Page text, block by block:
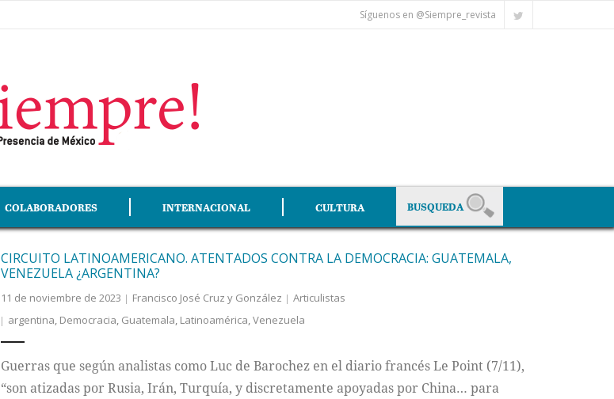
Síguenos en @Siempre_revista
COLABORADORES INTERNACIONAL CULTURA
CIRCUITO LATINOAMERICANO. ATENTADOS CONTRA LA DEMOCRACIA: GUATEMALA,
VENEZUELA ¿ARGENTINA?
11 de noviembre de 2023 Francisco José Cruz y González
Articulistas
argentina, Democracia, Guatemala, Latinoamérica,Venezuela
Guerras que según analistas como Luc de Barochez en el diario francés Le Point (7/11),
“son atizadas por Rusia, Irán, Turquía, y discretamente apoyadas por China… para